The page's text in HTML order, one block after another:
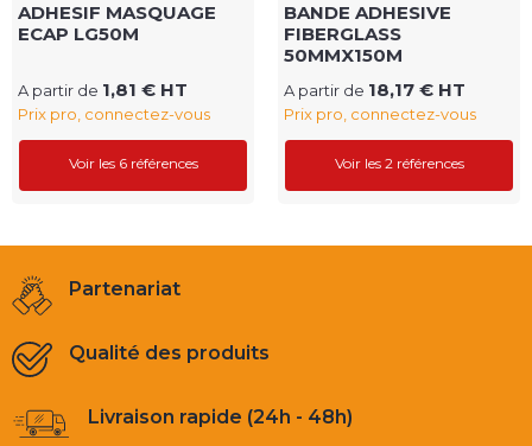
ADHESIF MASQUAGE
ECAP LG50M
A partir de 1,81 € HT
Prix pro, connectez-vous
Voir les 6 références
BANDE ADHESIVE
FIBERGLASS
50MMX150M
A partir de 18,17 € HT
Prix pro, connectez-vous
Voir les 2 références
Partenariat
Qualité des produits
Livraison rapide (24h - 48h)